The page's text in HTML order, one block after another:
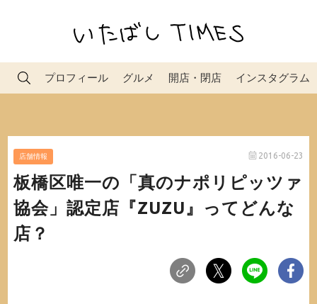
プロフィール グルメ 開店・閉店 インスタグラム
店舗情報 2016-06-23
板橋区唯一の「真のナポリピッツァ
協会」認定店『ZUZU』ってどんな
店？